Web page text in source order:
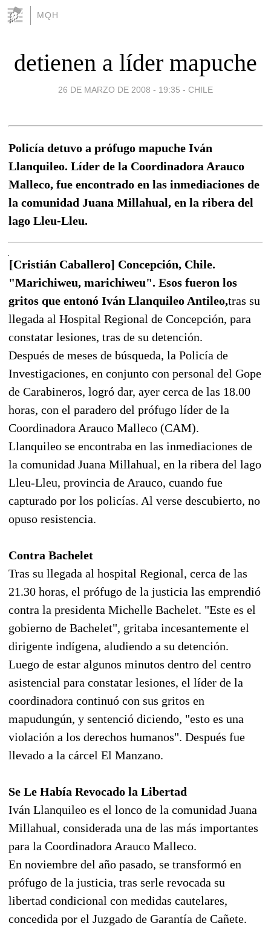
MQH
detienen a líder mapuche
26 DE MARZO DE 2008 - 19:35 - CHILE
Policía detuvo a prófugo mapuche Iván
Llanquileo. Líder de la Coordinadora Arauco
Malleco, fue encontrado en las inmediaciones de
la comunidad Juana Millahual, en la ribera del
lago Lleu-Lleu.
[Cristián Caballero] Concepción, Chile.
"Marichiweu, marichiweu". Esos fueron los
gritos que entonó Iván Llanquileo Antileo,tras su
llegada al Hospital Regional de Concepción, para
constatar lesiones, tras de su detención.
Después de meses de búsqueda, la Policía de
Investigaciones, en conjunto con personal del Gope
de Carabineros, logró dar, ayer cerca de las 18.00
horas, con el paradero del prófugo líder de la
Coordinadora Arauco Malleco (CAM).
Llanquileo se encontraba en las inmediaciones de
la comunidad Juana Millahual, en la ribera del lago
Lleu-Lleu, provincia de Arauco, cuando fue
capturado por los policías. Al verse descubierto, no
opuso resistencia.
Contra Bachelet
Tras su llegada al hospital Regional, cerca de las
21.30 horas, el prófugo de la justicia las emprendió
contra la presidenta Michelle Bachelet. "Este es el
gobierno de Bachelet", gritaba incesantemente el
dirigente indígena, aludiendo a su detención.
Luego de estar algunos minutos dentro del centro
asistencial para constatar lesiones, el líder de la
coordinadora continuó con sus gritos en
mapudungún, y sentenció diciendo, "esto es una
violación a los derechos humanos". Después fue
llevado a la cárcel El Manzano.
Se Le Había Revocado la Libertad
Iván Llanquileo es el lonco de la comunidad Juana
Millahual, considerada una de las más importantes
para la Coordinadora Arauco Malleco.
En noviembre del año pasado, se transformó en
prófugo de la justicia, tras serle revocada su
libertad condicional con medidas cautelares,
concedida por el Juzgado de Garantía de Cañete.